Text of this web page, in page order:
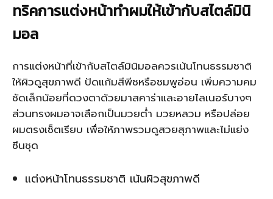
ทริคการแต่งหน้าทำผมให้เข้ากับสไตล์มินิ
มอล
การแต่งหน้าที่เข้ากับสไตล์มินิมอลควรเน้นโทนธรรมชาติ
ให้ผิวดูสุขภาพดี ปัดแก้มสีพีชหรือชมพูอ่อน เพิ่มความคม
ชัดเล็กน้อยที่ดวงตาด้วยมาสคาร่าและอายไลเนอร์บางๆ
ส่วนทรงผมอาจเลือกเป็นมวยต่ำ มวยหลวม หรือปล่อย
ผมตรงเซ็ตเรียบ เพื่อให้ภาพรวมดูสวยสุภาพและไม่แย่ง
ซีนชุด
แต่งหน้าโทนธรรมชาติ เน้นผิวสุขภาพดี